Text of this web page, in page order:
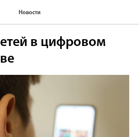
Новости
в цифровом